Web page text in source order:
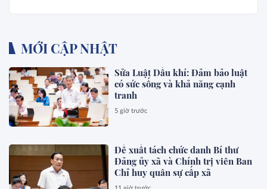
MỚI CẬP NHẬT
Sửa Luật Dầu khí: Đảm bảo luật
có sức sống và khả năng cạnh
tranh
5 giờ trước
Đề xuất tách chức danh Bí thư
Đảng ủy xã và Chính trị viên Ban
Chỉ huy quân sự cấp xã